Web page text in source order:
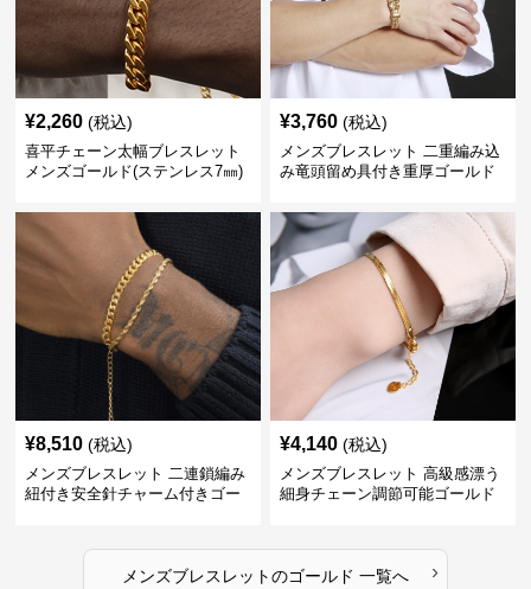
¥2,260 (税込)
喜平チェーン太幅ブレスレット
メンズゴールド(ステンレス7㎜)
¥3,760 (税込)
メンズブレスレット 二重編み込
み竜頭留め具付き重厚ゴールド
¥8,510 (税込)
メンズブレスレット 二連鎖編み
紐付き安全針チャーム付きゴー
¥4,140 (税込)
メンズブレスレット 高級感漂う
細身チェーン調節可能ゴールド
メンズブレスレットのゴールド 一覧へ ›